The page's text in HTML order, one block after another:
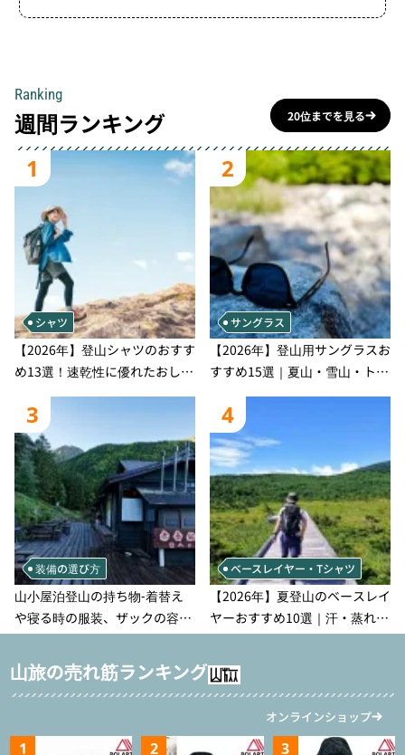
Ranking
週間ランキング 20位までを見る
1
シャツ
【2026年】登山シャツのおすす
め13選！速乾性に優れたおしゃ
れなモデルを徹底紹介！
2
サングラス
【2026年】登山用サングラスお
すすめ15選｜夏山・雪山・トレ
ラン別、シーンで選ぶ失敗しな
い一本
3
装備の選び方
山小屋泊登山の持ち物‐着替え
や寝る時の服装、ザックの容量
などを徹底紹介！1泊2日、2泊3
日用のリスト付き
4
ベースレイヤー・Tシャツ
【2026年】夏登山のベースレイ
ヤーおすすめ10選｜汗・蒸れ・
汗冷え対策に効く選び方
山旅の売れ筋ランキング
オンラインショップ
1 2 3